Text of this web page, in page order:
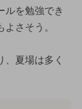
ルを勉強でき
さそう。
、夏場は多く